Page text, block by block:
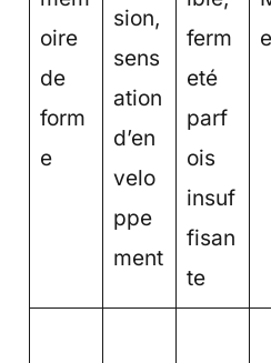
oire
de
form
e
sion,
sens
ation
d’en
velo
ppe
ment
ferm
eté
parf
ois
insuf
fisan
te